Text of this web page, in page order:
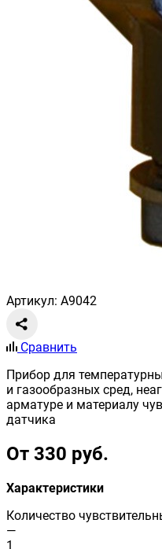
Артикул: A9042
Сравнить
Прибор для
и газообразных сред,
арматуре и материалу
датчика
От 330 руб.
Характеристики
Количество
—
1